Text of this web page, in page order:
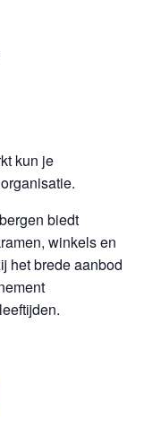
kun je
biedt
winkels en
het brede aanbod